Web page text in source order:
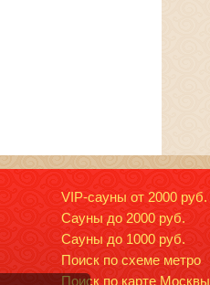
VIP-сауны от 2000 руб.
Сауны до 2000 руб.
Сауны до 1000 руб.
Поиск по схеме метро
Поиск по карте Москвы